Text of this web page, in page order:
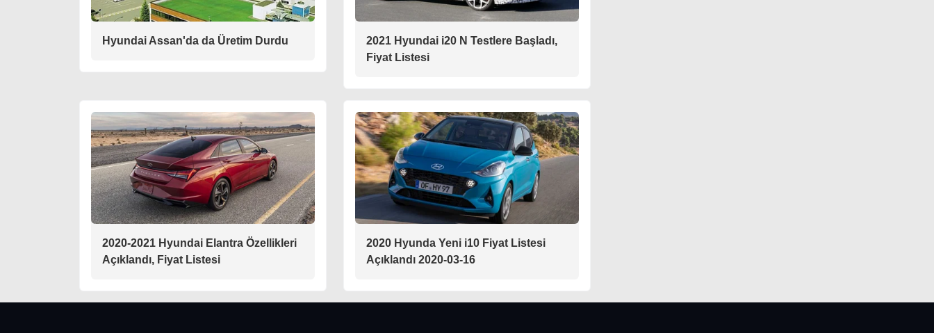
Hyundai Assan'da da Üretim Durdu
2021 Hyundai i20 N Testlere Başladı,
Fiyat Listesi
2020-2021 Hyundai Elantra Özellikleri
Açıklandı, Fiyat Listesi
2020 Hyunda Yeni i10 Fiyat Listesi
Açıklandı 2020-03-16